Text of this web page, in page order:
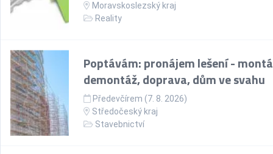
Moravskoslezský kraj
Reality
Poptávám: pronájem lešení -
demontáž, doprava, dům ve svahu
Předevčírem (7. 8. 2026)
Středočeský kraj
Stavebnictví